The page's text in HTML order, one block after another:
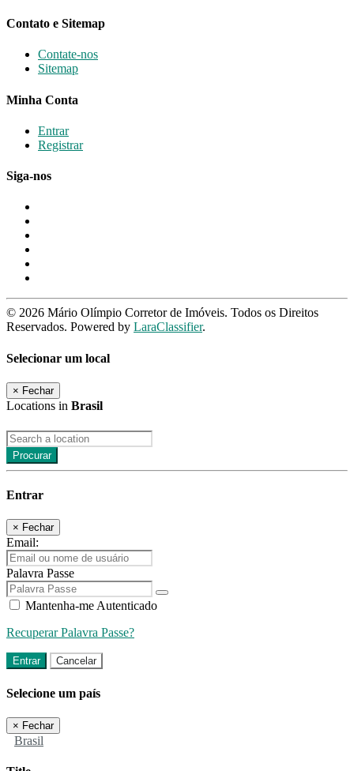
Contato e Sitemap
Contate-nos
Sitemap
Minha Conta
Entrar
Registrar
Siga-nos
© 2026 Mário Olímpio Corretor de Imóveis. Todos os Direitos
Reservados. Powered by LaraClassifier.
Selecionar um local
× Fechar
Locations in Brasil
Procurar
Entrar
× Fechar
Email:
Palavra Passe
Mantenha-me Autenticado
Recuperar Palavra Passe?
Entrar Cancelar
Selecione um país
× Fechar
Brasil